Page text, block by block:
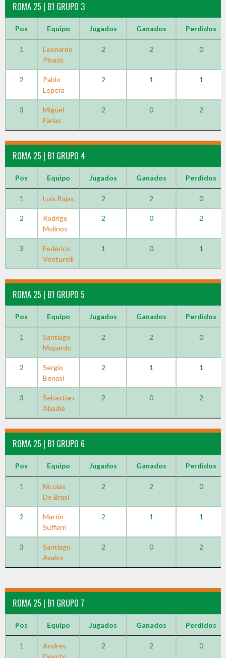
ROMA 25 | B1 GRUPO 3
Pos Equipo Jugados Ganados Perdidos
1
Leonardo
Pinazo
2 2 0
2
Pablo
Lepera
2 1 1
3
Miguel
Farias
2 0 2
ROMA 25 | B1 GRUPO 4
Pos Equipo Jugados Ganados Perdidos
1 Luis Rojas 2 2 0
2
Rodrigo
Molinos
2 0 2
3
Federico
Venturelli
1 0 1
ROMA 25 | B1 GRUPO 5
Pos Equipo Jugados Ganados Perdidos
1
Santiago
Mopardo
2 2 0
2
Sergio
Benasi
2 1 1
3
Sebastian
Abadie
2 0 2
ROMA 25 | B1 GRUPO 6
Pos Equipo Jugados Ganados Perdidos
1
Nicolas
De Brasi
2 2 0
2
Martin
Suffern
2 1 1
3
Santiago
Avalos
2 0 2
ROMA 25 | B1 GRUPO 7
Pos Equipo Jugados Ganados Perdidos
1
Andres
Devoto
2 2 0